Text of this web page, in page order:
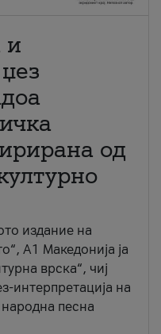
и
од
издание на
А1 Македонија ја
врска“, чиј
интерпретација на
песна